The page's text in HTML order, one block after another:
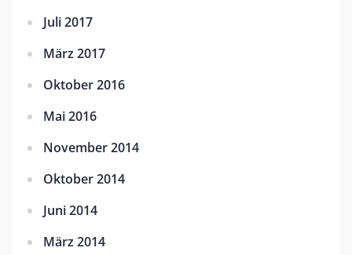
Juli 2017
März 2017
Oktober 2016
Mai 2016
November 2014
Oktober 2014
Juni 2014
März 2014